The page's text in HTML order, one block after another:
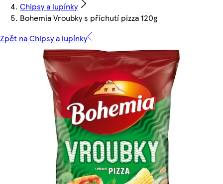
Chipsy a lupínky
Bohemia Vroubky s příchutí pizza 120g
Zpět na Chipsy a lupínky